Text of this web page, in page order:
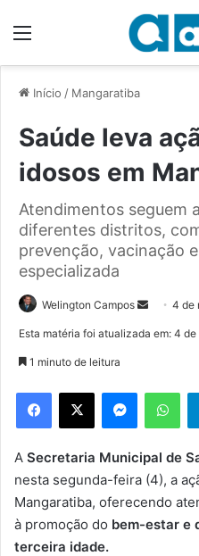
Início / Mangaratiba
Saúde leva
idosos em
Atendimentos seguem
diferentes distritos,
prevenção, vacinação
especializada
Welington Campos
e
m
e
-
m
a
4 de
Esta matéria foi atualizada em: 4
1 minuto de leitura
A Secretaria Municipal de
nesta segunda-feira (4), a
Mangaratiba, oferecendo
à promoção do bem-estar e
terceira idade.